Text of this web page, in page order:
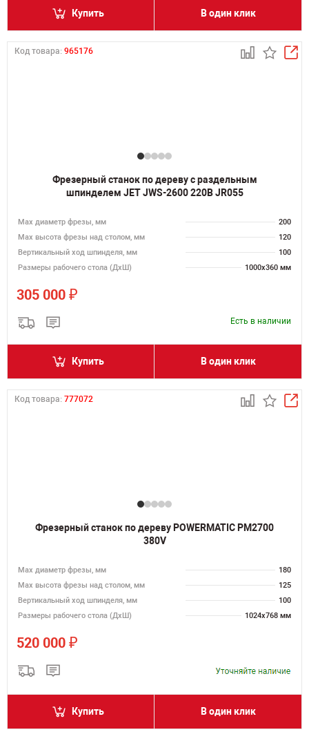
Купить В один клик
Код товара: 965176
Фрезерный станок по дереву с раздельным
шпинделем JET JWS-2600 220В JR055
Max диаметр фрезы, мм
200
Мах высота фрезы над столом, мм
120
Вертикальный ход шпинделя, мм
100
Размеры рабочего стола (ДхШ)
1000х360 мм
305 000 ₽
Есть в наличии
Купить В один клик
Код товара: 777072
Фрезерный станок по дереву POWERMATIC PM2700
380V
Max диаметр фрезы, мм
180
Мах высота фрезы над столом, мм
125
Вертикальный ход шпинделя, мм
100
Размеры рабочего стола (ДхШ)
1024х768 мм
520 000 ₽
Купить В один клик